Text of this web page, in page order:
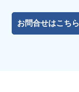
お問合せはこちら